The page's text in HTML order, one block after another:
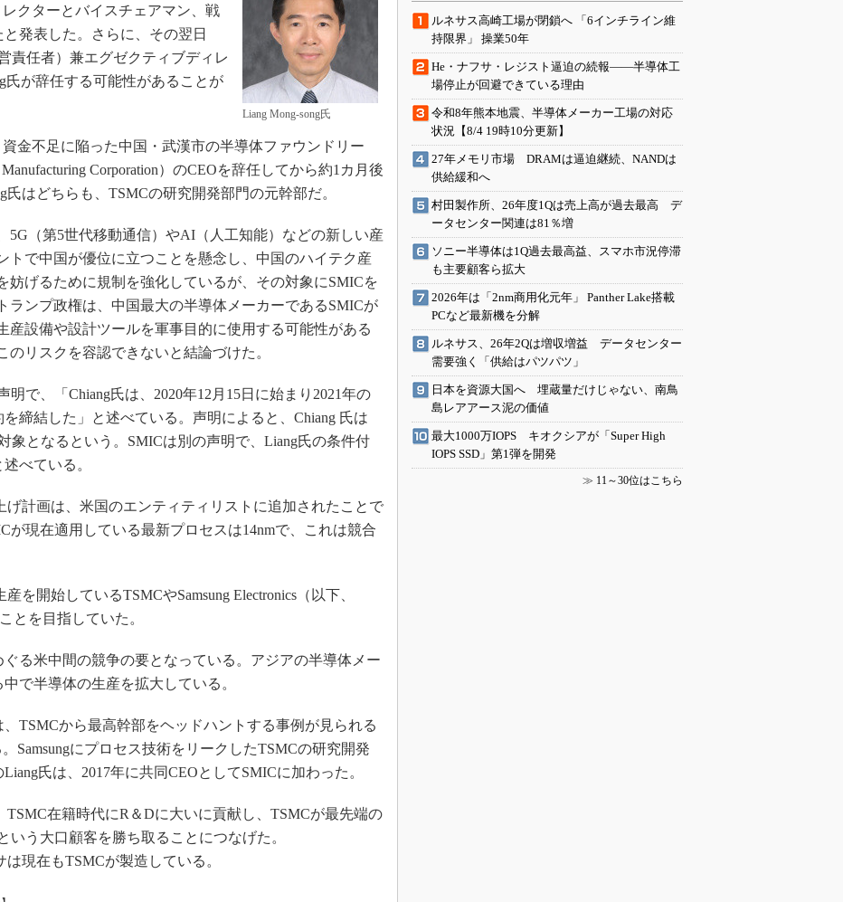
端児エンジニア”が仕掛けた社内
革、執念の180日
ノベーションは日本を救うのか
発IoT通信
ための新行動論
Liang Mong-song氏
クターとバイスチェアマン、戦
発表した。さらに、その翌日
責任者）兼エグゼクティブディレ
氏が辞任する可能性があることが
金不足に陥った中国・武漢市の半導体ファウンドリー
Corporation）のCEOを辞任してから約1カ月後
氏はどちらも、TSMCの研究開発部門の元幹部だ。
5G（第5世代移動通信）やAI（人工知能）などの新しい産
トで中国が優位に立つことを懸念し、中国のハイテク産
妨げるために規制を強化しているが、その対象にSMICを
ランプ政権は、中国最大の半導体メーカーであるSMICが
産設備や設計ツールを軍事目的に使用する可能性がある
のリスクを容認できないと結論づけた。
で、「Chiang氏は、2020年12月15日に始まり2021年の
締結した」と述べている。声明によると、Chiang 氏は
象となるという。SMICは別の声明で、Liang氏の条件付
べている。
計画は、米国のエンティティリストに追加されたことで
が現在適用している最新プロセスは14nmで、これは競合
を開始しているTSMCやSamsung Electronics（以下、
とを目指していた。
る米中間の競争の要となっている。アジアの半導体メー
で半導体の生産を拡大している。
TSMCから最高幹部をヘッドハントする事例が見られる
Samsungにプロセス技術をリークしたTSMCの研究開発
氏は、2017年に共同CEOとしてSMICに加わった。
在籍時代にR＆Dに大いに貢献し、TSMCが最先端の
いう大口顧客を勝ち取ることにつなげた。
現在もTSMCが製造している。
ルネサス高崎工場が閉鎖へ 「6インチライン維
持限界」 操業50年
He・ナフサ・レジスト逼迫の続報――半導体工
場停止が回避できている理由
令和8年熊本地震、半導体メーカー工場の対応
状況【8/4 19時10分更新】
27年メモリ市場 DRAMは逼迫継続、NANDは
供給緩和へ
村田製作所、26年度1Qは売上高が過去最高 デ
ータセンター関連は81％増
ソニー半導体は1Q過去最高益、スマホ市況停滞
も主要顧客ら拡大
2026年は「2nm商用化元年」 Panther Lake搭載
PCなど最新機を分解
ルネサス、26年2Qは増収増益 データセンター
需要強く「供給はパツパツ」
日本を資源大国へ 埋蔵量だけじゃない、南鳥
島レアアース泥の価値
最大1000万IOPS キオクシアが「Super High
IOPS SSD」第1弾を開発
≫ 11～30位はこちら